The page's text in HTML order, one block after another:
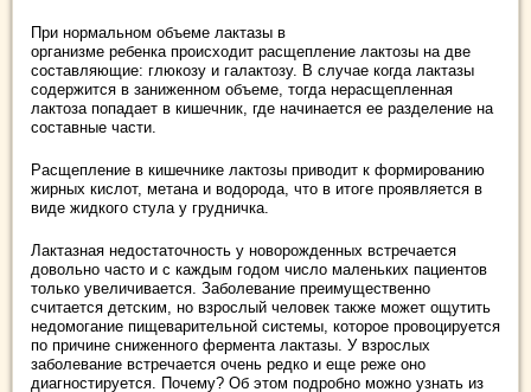
При нормальном объеме лактазы в
организме ребенка происходит расщепление лактозы на две
составляющие: глюкозу и галактозу. В случае когда лактазы
содержится в заниженном объеме, тогда нерасщепленная
лактоза попадает в кишечник, где начинается ее разделение на
составные части.
Расщепление в кишечнике лактозы приводит к формированию
жирных кислот, метана и водорода, что в итоге проявляется в
виде жидкого стула у грудничка.
Лактазная недостаточность у новорожденных встречается
довольно часто и с каждым годом число маленьких пациентов
только увеличивается. Заболевание преимущественно
считается детским, но взрослый человек также может ощутить
недомогание пищеварительной системы, которое провоцируется
по причине сниженного фермента лактазы. У взрослых
заболевание встречается очень редко и еще реже оно
диагностируется. Почему? Об этом подробно можно узнать из